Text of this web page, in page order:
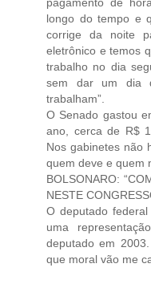
longo do tempo e
corrige da noite
eletrônico e temos
trabalho no dia
sem dar um dia
trabalham”.
O Senado gastou
ano, cerca de R$
Nos gabinetes não
quem deve e quem
BOLSONARO:
NESTE
O deputado
uma
deputado em
que moral vão me